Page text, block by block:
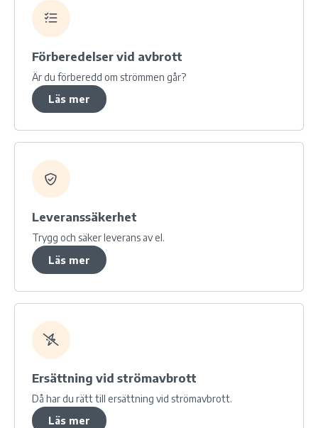
Förberedelser vid avbrott
Är du förberedd om strömmen går?
Läs mer
Leveranssäkerhet
Trygg och säker leverans av el.
Läs mer
Ersättning vid strömavbrott
Då har du rätt till ersättning vid strömavbrott.
Läs mer